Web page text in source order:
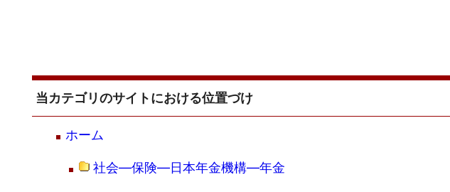
当カテゴリのサイトにおける位置づけ
ホーム
社会―保険―日本年金機構―年金